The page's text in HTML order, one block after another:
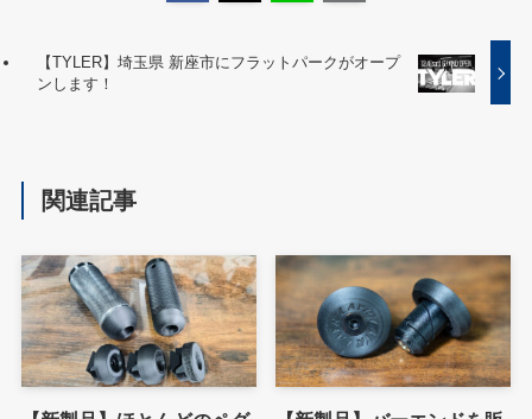
【TYLER】埼玉県 新座市にフラットパークがオープ
ンします！
関連記事